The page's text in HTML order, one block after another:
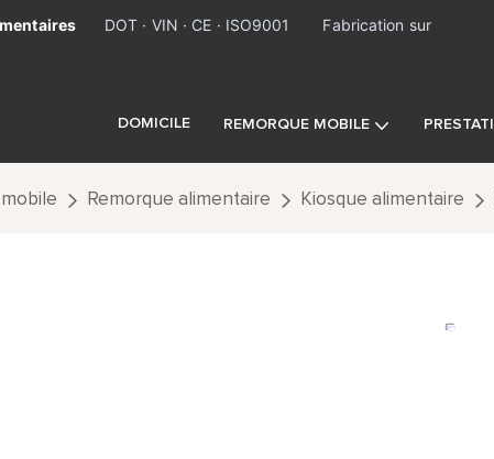
DOT · VIN · CE · ISO9001
Fabrication sur
DOMICILE REMORQUE MOBILE
Remorque alimentaire Kiosque alimentaire